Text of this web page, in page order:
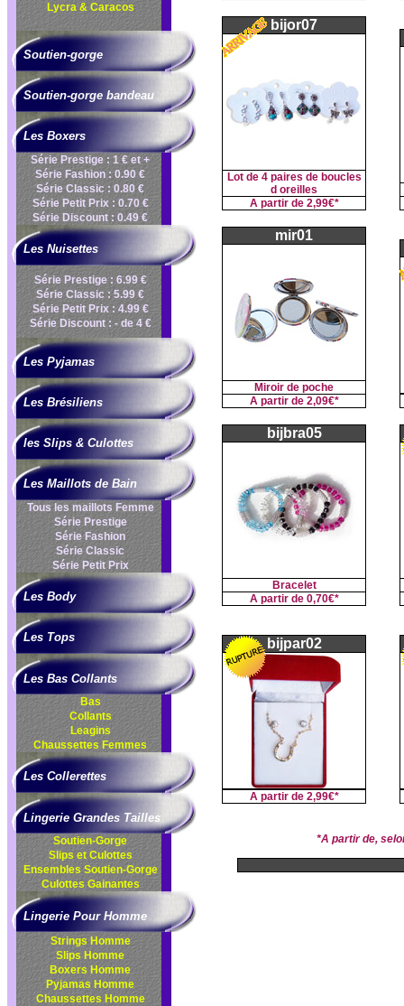
Lycra & Caracos
Soutien-gorge
Soutien-gorge bandeau
Les Boxers
Série Prestige : 1 € et +
Série Fashion : 0.90 €
Série Classic : 0.80 €
Série Petit Prix : 0.70 €
Série Discount : 0.49 €
Les Nuisettes
Série Prestige : 6.99 €
Série Classic : 5.99 €
Série Petit Prix : 4.99 €
Série Discount : - de 4 €
Les Pyjamas
Les Brésiliens
les Slips & Culottes
Les Maillots de Bain
Tous les maillots Femme
Série Prestige
Série Fashion
Série Classic
Série Petit Prix
Les Body
Les Tops
Les Bas Collants
Bas
Collants
Leagins
Chaussettes Femmes
Les Collerettes
Lingerie Grandes Tailles
Soutien-Gorge
Slips et Culottes
EnsemblesSoutien-Gorge
CulottesGainantes
Lingerie Pour Homme
Strings Homme
Slips Homme
Boxers Homme
Pyjamas Homme
Chaussettes Homme
bijor07
Lot de 4 paires de boucles
d oreilles
A partir de 2,99€*
mir01
Miroir de poche
A partir de 2,09€*
bijbra05
Bracelet
A partir de 0,70€*
bijpar02
A partir de 2,99€*
*A partir de,